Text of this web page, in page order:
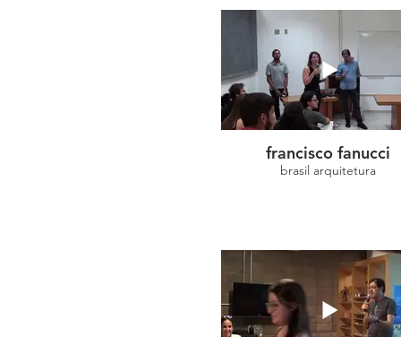
francisco fanucci
brasil arquitetura